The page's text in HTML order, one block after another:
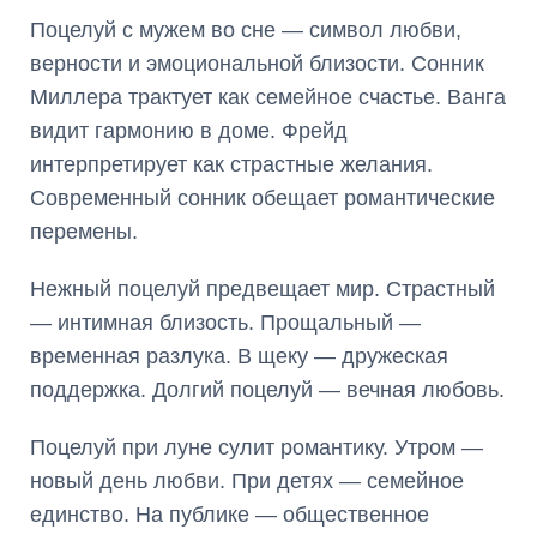
Поцелуй с мужем во сне — символ любви,
верности и эмоциональной близости. Сонник
Миллера трактует как семейное счастье. Ванга
видит гармонию в доме. Фрейд
интерпретирует как страстные желания.
Современный сонник обещает романтические
перемены.
Нежный поцелуй предвещает мир. Страстный
— интимная близость. Прощальный —
временная разлука. В щеку — дружеская
поддержка. Долгий поцелуй — вечная любовь.
Поцелуй при луне сулит романтику. Утром —
новый день любви. При детях — семейное
единство. На публике — общественное